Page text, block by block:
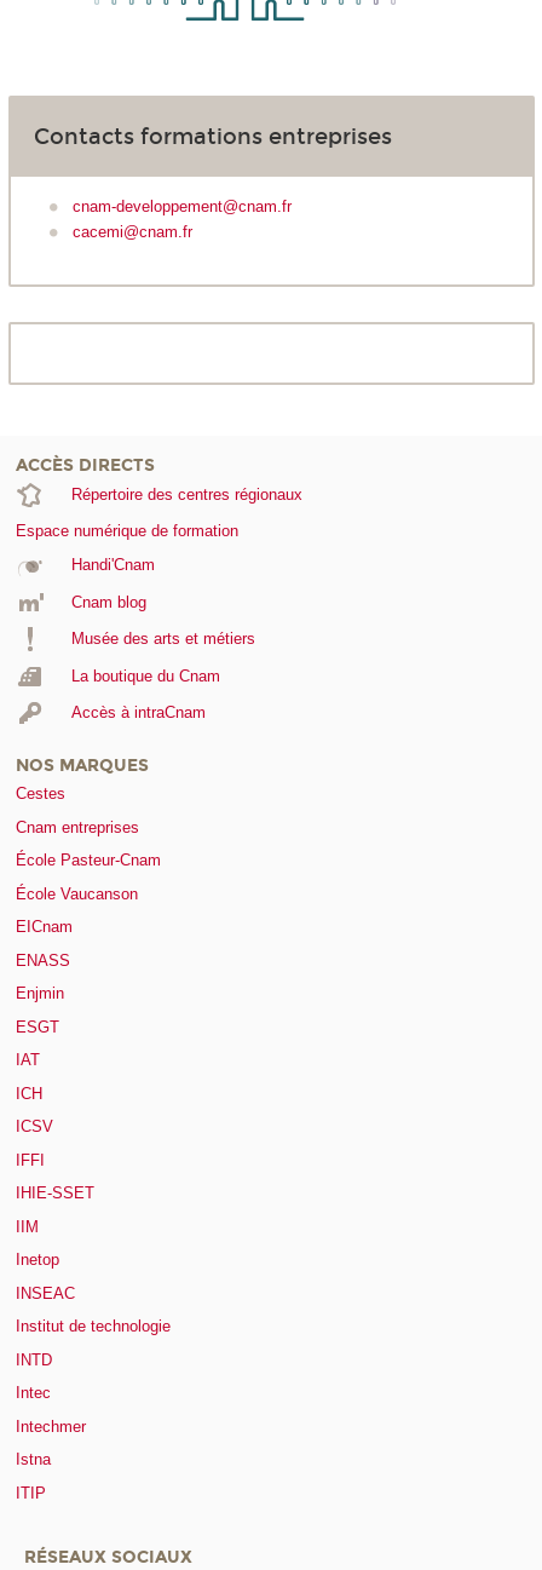
Contacts formations entreprises
cnam-developpement@cnam.fr
cacemi@cnam.fr
ACCÈS DIRECTS
Répertoire des centres régionaux
Espace numérique de formation
Handi'Cnam
Cnam blog
Musée des arts et métiers
La boutique du Cnam
Accès à intraCnam
NOS MARQUES
Cestes
Cnam entreprises
École Pasteur-Cnam
École Vaucanson
EICnam
ENASS
Enjmin
ESGT
IAT
ICH
ICSV
IFFI
IHIE-SSET
IIM
Inetop
INSEAC
Institut de technologie
INTD
Intec
Intechmer
Istna
ITIP
RÉSEAUX SOCIAUX